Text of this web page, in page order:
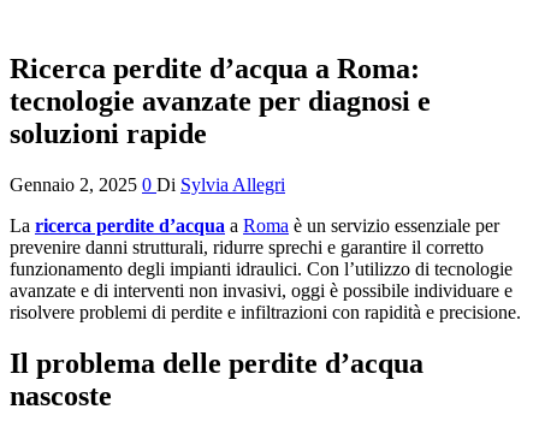
Ricerca perdite d’acqua a Roma:
tecnologie avanzate per diagnosi e
soluzioni rapide
Gennaio 2, 2025 0 Di Sylvia Allegri
La ricerca perdite d’acqua a Roma è un servizio essenziale per
prevenire danni strutturali, ridurre sprechi e garantire il corretto
funzionamento degli impianti idraulici. Con l’utilizzo di tecnologie
avanzate e di interventi non invasivi, oggi è possibile individuare e
risolvere problemi di perdite e infiltrazioni con rapidità e precisione.
Il problema delle perdite d’acqua
nascoste